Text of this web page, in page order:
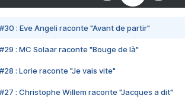
#30 : Eve Angeli raconte "Avant de partir"
#29 : MC Solaar raconte "Bouge de là"
#28 : Lorie raconte "Je vais vite"
#27 : Christophe Willem raconte "Jacques a dit"